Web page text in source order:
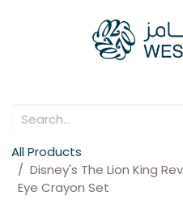
All Products
Disney's The Lion King
Eye Crayon Set